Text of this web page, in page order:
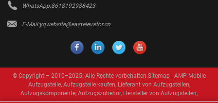
WhatsApp:8618192988423
E-Mail:yqwebsite@eastelevator.cn
© Copyright – 2010–2025: Alle Rechte vorbehalten.Sitemap - AMP Mobile
Aufzugsteile, Aufzugsteile kaufen, Lieferant von Aufzugsteilen,
Aufzugskomponente, Aufzugszubehör, Hersteller von Aufzugsteilen,